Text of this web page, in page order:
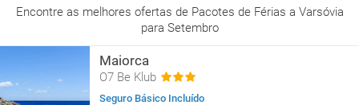
Encontre as melhores ofertas de Pacotes de Férias a Varsóvia
para Setembro
Maiorca
O7 Be Klub
Seguro Básico Incluído